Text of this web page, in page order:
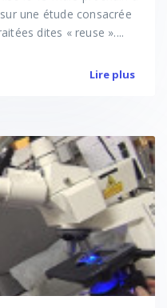
une étude consacrée
dites « reuse »....
Lire plus